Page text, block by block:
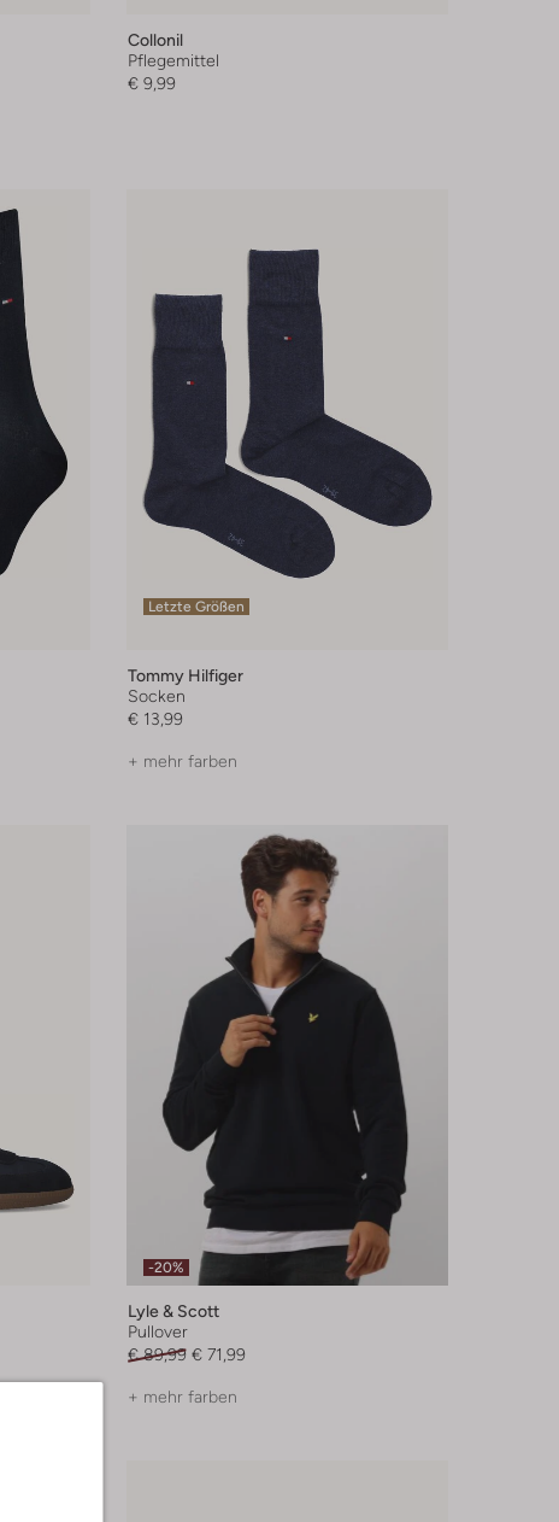
Collonil
Pflegemittel
€ 9,99
Letzte Größen
Tommy Hilfiger
Socken
€ 13,99
+ mehr farben
-20%
Lyle & Scott
Pullover
€ 89,99 € 71,99
+ mehr farben